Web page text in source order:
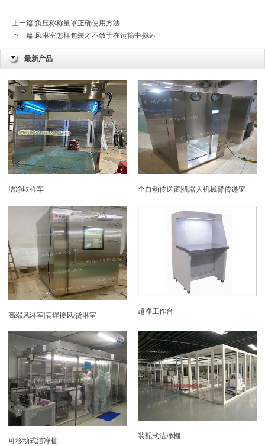
上一篇:负压称称量罩正确使用方法
下一篇:风淋室怎样包装才不致于在运输中损坏
最新产品
洁净取样车 全自动传送窗|机器人机械臂传递窗
高端风淋室|满焊接风/货淋室 超净工作台
可移动式洁净棚
装配式洁净棚